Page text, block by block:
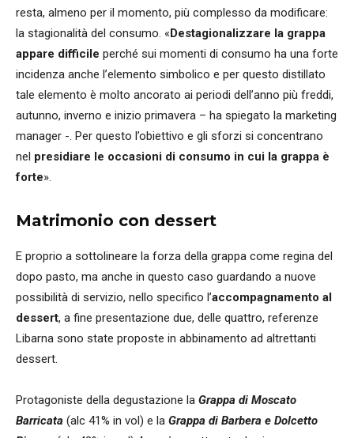
resta, almeno per il momento, più complesso da modificare:
la stagionalità del consumo. «Destagionalizzare la grappa
appare difficile perché sui momenti di consumo ha una forte
incidenza anche l’elemento simbolico e per questo distillato
tale elemento è molto ancorato ai periodi dell’anno più freddi,
autunno, inverno e inizio primavera – ha spiegato la marketing
manager -. Per questo l’obiettivo e gli sforzi si concentrano
nel presidiare le occasioni di consumo in cui la grappa è
forte».
Matrimonio con dessert
E proprio a sottolineare la forza della grappa come regina del
dopo pasto, ma anche in questo caso guardando a nuove
possibilità di servizio, nello specifico l’accompagnamento al
dessert, a fine presentazione due, delle quattro, referenze
Libarna sono state proposte in abbinamento ad altrettanti
dessert.
Protagoniste della degustazione la Grappa di Moscato
Barricata (alc 41% in vol) e la Grappa di Barbera e Dolcetto